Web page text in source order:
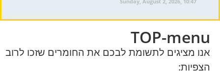
TOP-menu
אנו מציגים לתשומת לבכם את החומרים שזכו לרוב
הצפיות: